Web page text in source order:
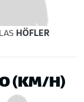
HÖFLER
(KM/H)